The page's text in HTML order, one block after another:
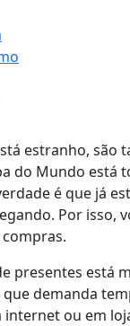
estranho, são
do Mundo está
é que já
Por isso,
presentes está
que demanda
internet ou em